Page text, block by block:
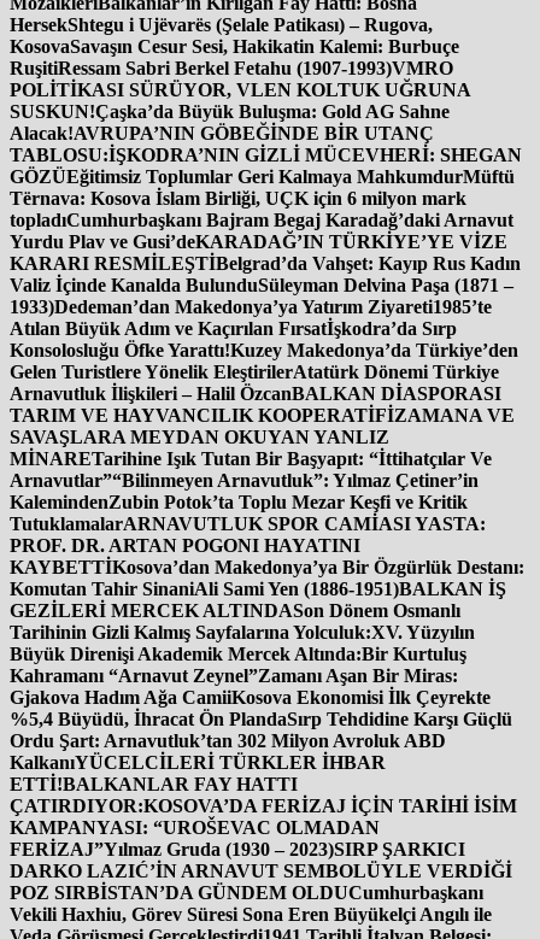
HersekShtegu i Ujëvarës (Şelale Patikası) – Rugova,
KosovaSavaşın Cesur Sesi, Hakikatin Kalemi: Burbuçe
RuşitiRessam Sabri Berkel Fetahu (1907-1993)VMRO
POLİTİKASI SÜRÜYOR, VLEN KOLTUK UĞRUNA
SUSKUN!Çaşka’da Büyük Buluşma: Gold AG Sahne
Alacak!AVRUPA’NIN GÖBEĞİNDE BİR UTANÇ
TABLOSU:İŞKODRA’NIN GİZLİ MÜCEVHERİ: SHEGAN
GÖZÜEğitimsiz Toplumlar Geri Kalmaya MahkumdurMüftü
Tërnava: Kosova İslam Birliği, UÇK için 6 milyon mark
topladıCumhurbaşkanı Bajram Begaj Karadağ’daki Arnavut
Yurdu Plav ve Gusi’deKARADAĞ’IN TÜRKİYE’YE VİZE
KARARI RESMİLEŞTİBelgrad’da Vahşet: Kayıp Rus Kadın
Valiz İçinde Kanalda BulunduSüleyman Delvina Paşa (1871 –
1933)Dedeman’dan Makedonya’ya Yatırım Ziyareti1985’te
Atılan Büyük Adım ve Kaçırılan Fırsatİşkodra’da Sırp
Konsolosluğu Öfke Yarattı!Kuzey Makedonya’da Türkiye’den
Gelen Turistlere Yönelik EleştirilerAtatürk Dönemi Türkiye
Arnavutluk İlişkileri – Halil ÖzcanBALKAN DİASPORASI
TARIM VE HAYVANCILIK KOOPERATİFİZAMANA VE
SAVAŞLARA MEYDAN OKUYAN YANLIZ
MİNARETarihine Işık Tutan Bir Başyapıt: “İttihatçılar Ve
Arnavutlar”“Bilinmeyen Arnavutluk”: Yılmaz Çetiner’in
KalemindenZubin Potok’ta Toplu Mezar Keşfi ve Kritik
TutuklamalarARNAVUTLUK SPOR CAMİASI YASTA:
PROF. DR. ARTAN POGONI HAYATINI
KAYBETTİKosova’dan Makedonya’ya Bir Özgürlük Destanı:
Komutan Tahir SinaniAli Sami Yen (1886-1951)BALKAN İŞ
GEZİLERİ MERCEK ALTINDASon Dönem Osmanlı
Tarihinin Gizli Kalmış Sayfalarına Yolculuk:XV. Yüzyılın
Büyük Direnişi Akademik Mercek Altında:Bir Kurtuluş
Kahramanı “Arnavut Zeynel”Zamanı Aşan Bir Miras:
Gjakova Hadım Ağa CamiiKosova Ekonomisi İlk Çeyrekte
%5,4 Büyüdü, İhracat Ön PlandaSırp Tehdidine Karşı Güçlü
Ordu Şart: Arnavutluk’tan 302 Milyon Avroluk ABD
KalkanıYÜCELCİLERİ TÜRKLER İHBAR
ETTİ!BALKANLAR FAY HATTI
ÇATIRDIYOR:KOSOVA’DA FERİZAJ İÇİN TARİHİ İSİM
KAMPANYASI: “UROŠEVAC OLMADAN
FERİZAJ”Yılmaz Gruda (1930 – 2023)SIRP ŞARKICI
DARKO LAZIĆ’İN ARNAVUT SEMBOLÜYLE VERDİĞİ
POZ SIRBİSTAN’DA GÜNDEM OLDUCumhurbaşkanı
Vekili Haxhiu, Görev Süresi Sona Eren Büyükelçi Angılı ile